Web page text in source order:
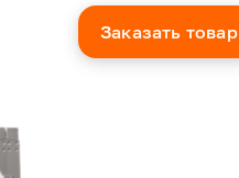
Заказать товар